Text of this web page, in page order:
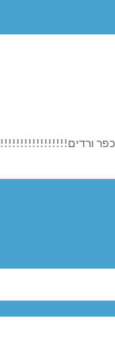
כפר ורדים!!!!!!!!!!!!!!!!!